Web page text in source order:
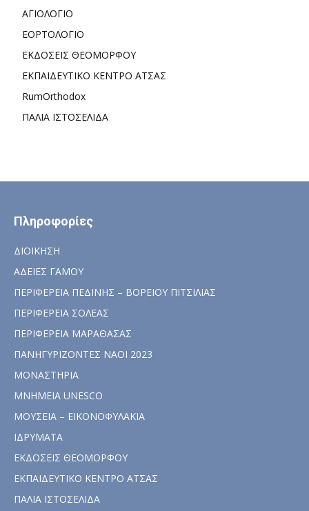
ΑΓΙΟΛΟΓΙΟ
ΕΟΡΤΟΛΟΓΙΟ
ΕΚΔΟΣΕΙΣ ΘΕΟΜΟΡΦΟΥ
ΕΚΠΑΙΔΕΥΤΙΚΟ ΚΕΝΤΡΟ ΑΤΣΑΣ
RumOrthodox
ΠΑΛΙΑ ΙΣΤΟΣΕΛΙΔΑ
Πληροφορίες
ΔΙΟΙΚΗΣΗ
ΑΔΕΙΕΣ ΓΑΜΟΥ
ΠΕΡΙΦΕΡΕΙΑ ΠΕΔΙΝΗΣ – ΒΟΡΕΙΟΥ ΠΙΤΣΙΛΙΑΣ
ΠΕΡΙΦΕΡΕΙΑ ΣΟΛΕΑΣ
ΠΕΡΙΦΕΡΕΙΑ ΜΑΡΑΘΑΣΑΣ
ΠΑΝΗΓΥΡΙΖΟΝΤΕΣ ΝΑΟΙ 2023
ΜΟΝΑΣΤΗΡΙΑ
ΜΝΗΜΕΙΑ UNESCO
ΜΟΥΣΕΙΑ – ΕΙΚΟΝΟΦΥΛΑΚΙΑ
ΙΔΡΥΜΑΤΑ
ΕΚΔΟΣΕΙΣ ΘΕΟΜΟΡΦΟΥ
ΕΚΠΑΙΔΕΥΤΙΚΟ ΚΕΝΤΡΟ ΑΤΣΑΣ
ΠΑΛΙΑ ΙΣΤΟΣΕΛΙΔΑ